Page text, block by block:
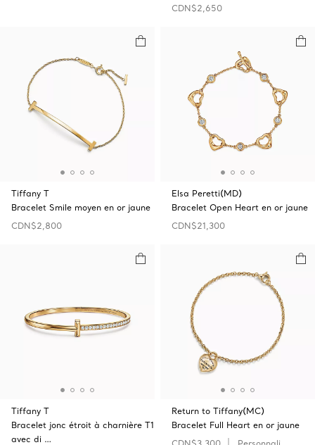
CDN$2,650
Tiffany T
Bracelet Smile moyen en or jaune
CDN$2,800
Elsa Peretti(MD)
Bracelet Open‎ Heart en or jaune
CDN$21,300
Tiffany T
Bracelet jonc étroit à charnière T1
avec di …
Return to Tiffany(MC)
Bracelet Full Heart en or jaune